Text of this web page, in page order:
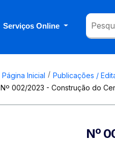
Serviços Online
Página Inicial
Publicações /
Nº 002/2023 - Construção do
Nº